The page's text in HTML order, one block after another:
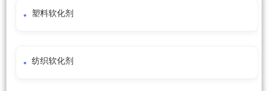
塑料软化剂
纺织软化剂